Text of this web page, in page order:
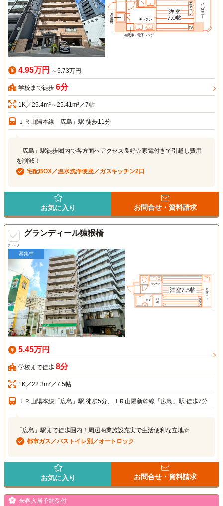
4.95万円 ～5.73万円
学校まで徒歩 6分
1K／25.4m²～25.41m²／7帖
ＪＲ山陽本線「広島」駅 徒歩11分
「広島」駅徒歩圏内で各方面へアクセス良好☆家電付きで引越し費用
を削減！
宅配BOX／温水洗浄便座／ガスキッチン2口
お気に入り お問合せ・資料請求
チェック
グランディール猿猴橋
募集中
5.45万円
学校まで徒歩 8分
1K／22.3m²／7.5帖
ＪＲ山陽本線「広島」駅 徒歩5分、ＪＲ山陽新幹線「広島」駅 徒歩7分
「広島」駅まで徒歩圏内！周辺商業施設充実で生活便利な立地☆
都市ガス／バストイレ別／オートロック
お気に入り お問合せ・資料請求
来春入居予約受付